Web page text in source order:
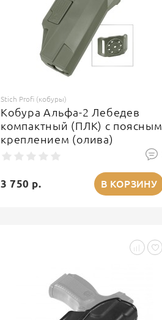
Stich Profi (кобуры)
Кобура Альфа-2 Лебедев
компактный (ПЛК) с поясным
креплением (олива)
3 750 р. В КОРЗИНУ